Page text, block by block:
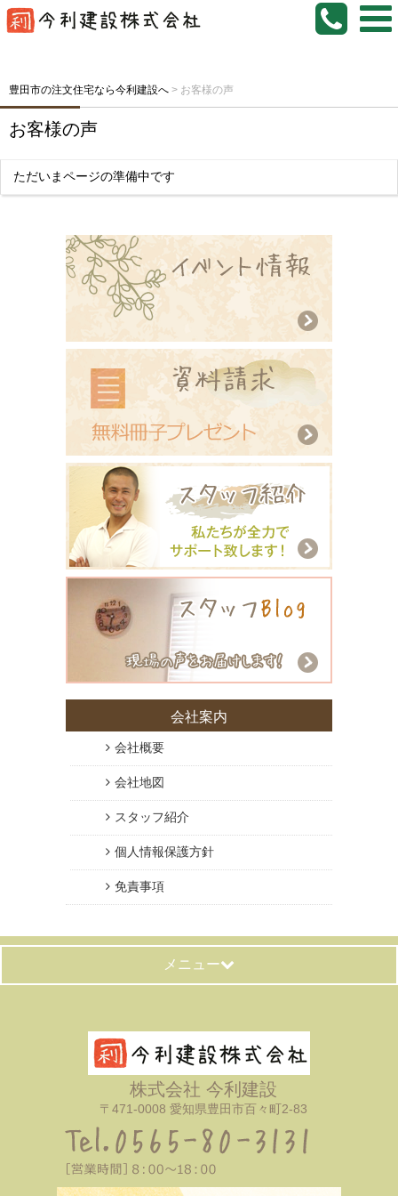
豊田市の注文住宅なら今利建設へ > お客様の声
お客様の声
ただいまページの準備中です
会社案内
会社概要
会社地図
スタッフ紹介
個人情報保護方針
免責事項
メニュー
株式会社 今利建設
〒471-0008 愛知県豊田市百々町2-83